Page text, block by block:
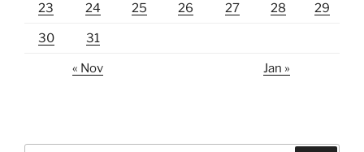
23 24 25 26 27 28 29
30 31
« Nov Jan »